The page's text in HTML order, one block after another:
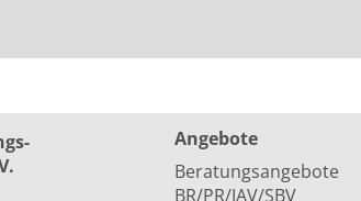
Angebote
Beratungsangebote
BR/PR/JAV/SBV